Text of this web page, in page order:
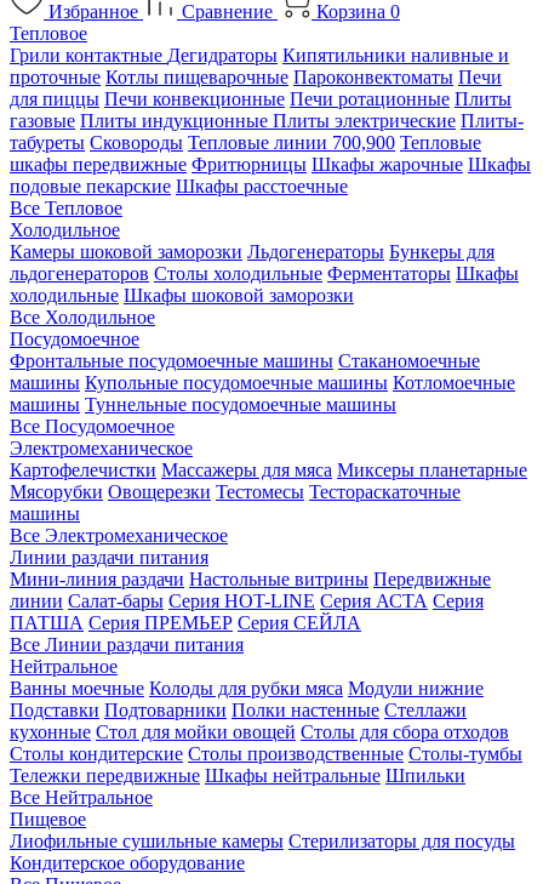
Избранное Сравнение Корзина 0
Тепловое
Грили контактные Дегидраторы Кипятильники наливные и
проточные Котлы пищеварочные Пароконвектоматы Печи
для пиццы Печи конвекционные Печи ротационные Плиты
газовые Плиты индукционные Плиты электрические Плиты-
табуреты Сковороды Тепловые линии 700,900 Тепловые
шкафы передвижные Фритюрницы Шкафы жарочные Шкафы
подовые пекарские Шкафы расстоечные
Все Тепловое
Холодильное
Камеры шоковой заморозки Льдогенераторы Бункеры для
льдогенераторов Столы холодильные Ферментаторы Шкафы
холодильные Шкафы шоковой заморозки
Все Холодильное
Посудомоечное
Фронтальные посудомоечные машины Стаканомоечные
машины Купольные посудомоечные машины Котломоечные
машины Туннельные посудомоечные машины
Все Посудомоечное
Электромеханическое
Картофелечистки Массажеры для мяса Миксеры планетарные
Мясорубки Овощерезки Тестомесы Тестораскаточные
машины
Все Электромеханическое
Линии раздачи питания
Мини-линия раздачи Настольные витрины Передвижные
линии Салат-бары Серия HOT-LINE Серия АСТА Серия
ПАТША Серия ПРЕМЬЕР Серия СЕЙЛА
Все Линии раздачи питания
Нейтральное
Ванны моечные Колоды для рубки мяса Модули нижние
Подставки Подтоварники Полки настенные Стеллажи
кухонные Стол для мойки овощей Столы для сбора отходов
Столы кондитерские Столы производственные Столы-тумбы
Тележки передвижные Шкафы нейтральные Шпильки
Все Нейтральное
Пищевое
Лиофильные сушильные камеры Стерилизаторы для посуды
Кондитерское оборудование